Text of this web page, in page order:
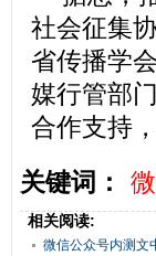
社会征集
省传播学
媒行管部
合作支持
关键词：
相关阅读:
微信公众号内测文